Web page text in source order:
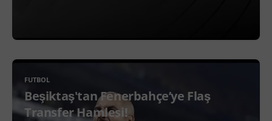
FUTBOL
Beşiktaş'tan Fenerbahçe’ye Flaş
Transfer Hamlesi!